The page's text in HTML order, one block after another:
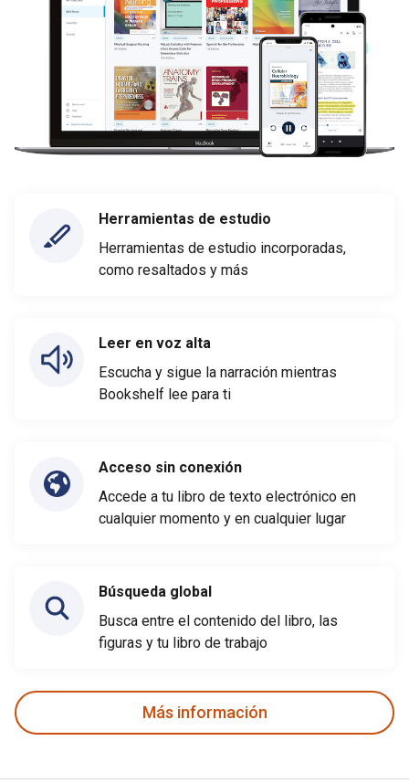
Herramientas de estudio
Herramientas de estudio incorporadas,
como resaltados y más
Leer en voz alta
Escucha y sigue la narración mientras
Bookshelf lee para ti
Acceso sin conexión
Accede a tu libro de texto electrónico en
cualquier momento y en cualquier lugar
Búsqueda global
Busca entre el contenido del libro, las
figuras y tu libro de trabajo
Más información